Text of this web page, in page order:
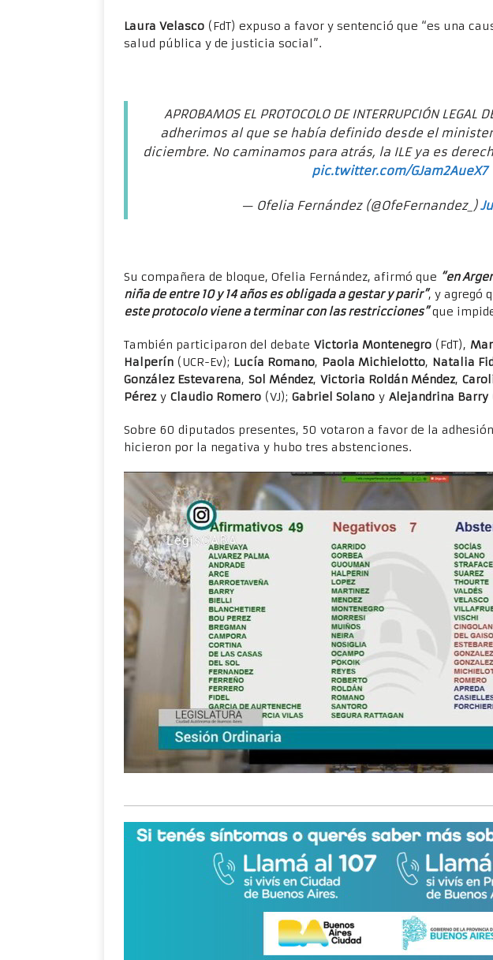
Laura Velasco (FdT) expuso a favor y sentenció que “es una
salud pública y de justicia social”.
APROBAMOS EL PROTOCOLO DE INTERRUPCIÓN LEGAL
adherimos al que se había definido desde el
diciembre. No caminamos para atrás, la ILE ya es
pic.twitter.com/GJam2AueX7
— Ofelia Fernández (@OfeFernandez_)
Su compañera de bloque, Ofelia Fernández, afirmó que “en
niña de entre 10 y 14 años es obligada a gestar y parir”, y agregó
este protocolo viene a terminar con las restricciones”que
También participaron del debate Victoria Montenegro (FdT),
Halperín (UCR-Ev); Lucía Romano, Paola Michielotto, Natalia
González Estevarena, Sol Méndez, Victoria Roldán Méndez,
Pérezy Claudio Romero (VJ); Gabriel Solano y Alejandrina Barry
Sobre 60 diputados presentes, 50 votaron a favor de la adhesión
hicieron por la negativa y hubo tres abstenciones.